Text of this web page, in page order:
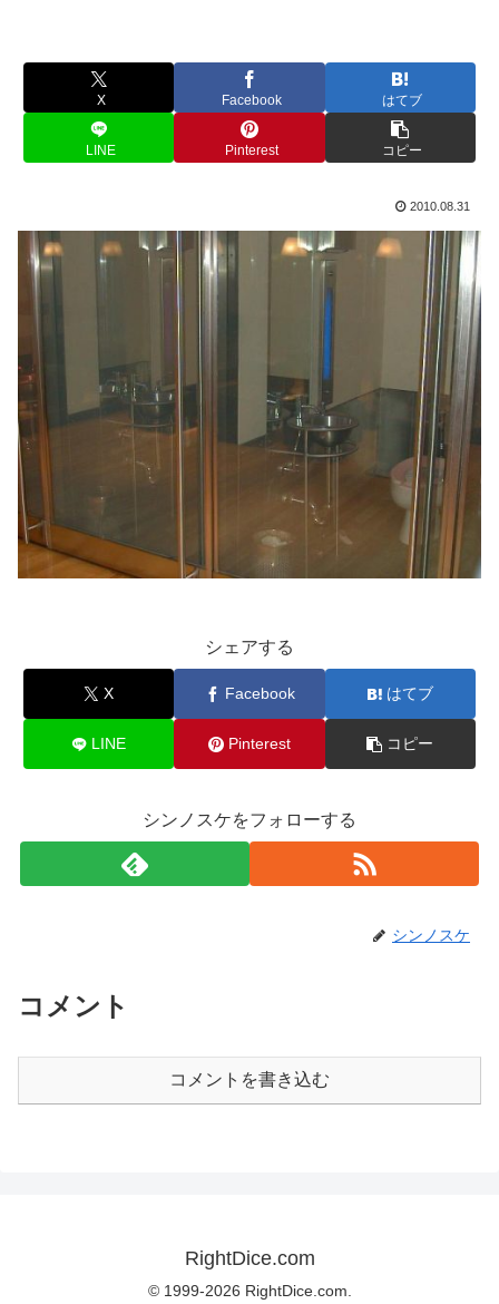
X Facebook はてブ
LINE Pinterest コピー
2010.08.31
シェアする
X Facebook はてブ
LINE Pinterest コピー
シンノスケをフォローする
シンノスケ
コメント
コメントを書き込む
RightDice.com
© 1999-2026 RightDice.com.